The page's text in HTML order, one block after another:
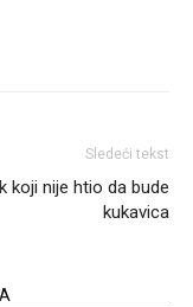
Sledeći tekst
koji nije htio da bude
kukavica